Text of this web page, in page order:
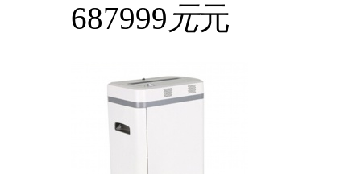
687999 元元